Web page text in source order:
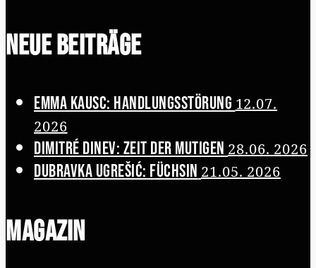
Neue Beiträge
Emma Kausc: Handlungsstörung 12.07.
2026
Dimitré Dinev: Zeit der Mutigen 28.06. 2026
Dubravka Ugrešić: Füchsin 21.05. 2026
Magazin